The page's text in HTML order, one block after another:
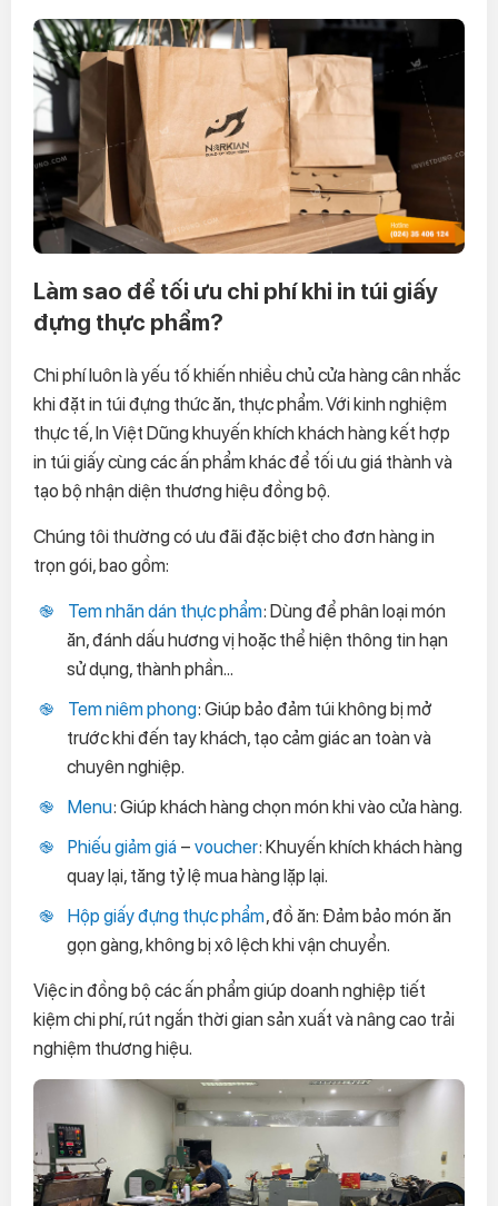
Làm sao để tối ưu chi phí khi in túi giấy
đựng thực phẩm?
Chi phí luôn là yếu tố khiến nhiều chủ cửa hàng cân nhắc
khi đặt in túi đựng thức ăn, thực phẩm. Với kinh nghiệm
thực tế, In Việt Dũng khuyến khích khách hàng kết hợp
in túi giấy cùng các ấn phẩm khác để tối ưu giá thành và
tạo bộ nhận diện thương hiệu đồng bộ.
Chúng tôi thường có ưu đãi đặc biệt cho đơn hàng in
trọn gói, bao gồm:
Tem nhãn dán thực phẩm: Dùng để phân loại món
ăn, đánh dấu hương vị hoặc thể hiện thông tin hạn
sử dụng, thành phần...
Tem niêm phong: Giúp bảo đảm túi không bị mở
trước khi đến tay khách, tạo cảm giác an toàn và
chuyên nghiệp.
Menu: Giúp khách hàng chọn món khi vào cửa hàng.
Phiếu giảm giá – voucher: Khuyến khích khách hàng
quay lại, tăng tỷ lệ mua hàng lặp lại.
Hộp giấy đựng thực phẩm, đồ ăn: Đảm bảo món ăn
gọn gàng, không bị xô lệch khi vận chuyển.
Việc in đồng bộ các ấn phẩm giúp doanh nghiệp tiết
kiệm chi phí, rút ngắn thời gian sản xuất và nâng cao trải
nghiệm thương hiệu.